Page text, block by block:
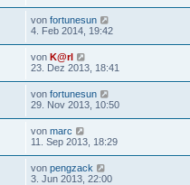
von fortunesun
4. Feb 2014, 19:42
von K@rl
23. Dez 2013, 18:41
von fortunesun
29. Nov 2013, 10:50
von marc
11. Sep 2013, 18:29
von pengzack
3. Jun 2013, 22:00